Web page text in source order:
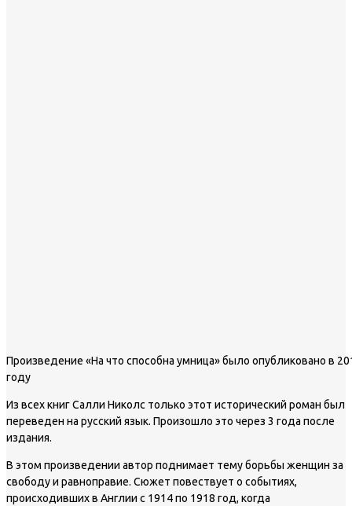
Произведение «На что способна умница» было опубликовано в
году
Из всех книг Салли Николс только этот исторический роман был
переведен на русский язык. Произошло это через 3 года после
издания.
В этом произведении автор поднимает тему борьбы женщин за
свободу и равноправие. Сюжет повествует о событиях,
происходивших в Англии с 1914 по 1918 год, когда